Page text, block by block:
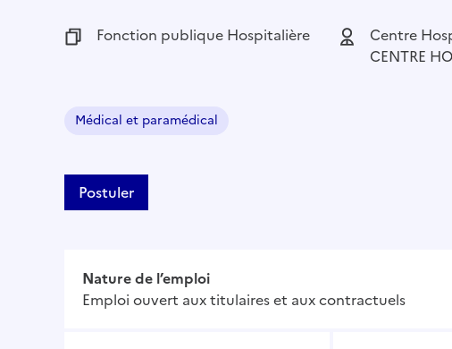
Fonction publique :
Fonction publique Hospitalière Employeur :
Centre
CENTRE
Médical et paramédical
Postuler
Nature de l’emploi
Emploi ouvert aux titulaires et aux contractuels